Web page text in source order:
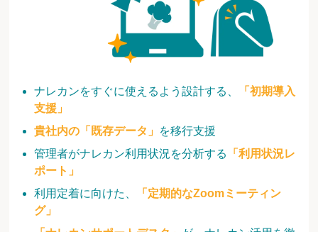
ナレカンをすぐに使えるよう設計する、
「初期導入
支援」
貴社内の「既存データ」 を移行支援
管理者がナレカン利用状況を分析する
「利用状況レ
ポート」
利用定着に向けた、
「定期的なZoomミーティン
グ」